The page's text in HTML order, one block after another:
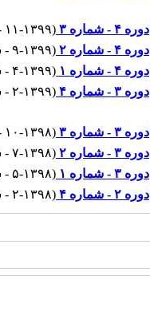
دوره ۴ - شماره ۳
(۱۱-۱۳۹۹ - شماره پیاپی : ۱۳
دوره ۴ - شماره ۲
(۹-۱۳۹۹ - شماره پیاپی : ۱۲
دوره ۴ - شماره ۱
(۴-۱۳۹۹ - شماره پیاپی : ۱۱
دوره ۳ - شماره ۴
(۲-۱۳۹۹ - شماره پیاپی : ۱۰
دوره ۳ - شماره ۳
(۱۰-۱۳۹۸ - شماره پیاپی : ۹
دوره ۳ - شماره ۲
(۷-۱۳۹۸ - شماره پیاپی : ۸
دوره ۳ - شماره ۱
(۵-۱۳۹۸ - شماره پیاپی : ۷
دوره ۲ - شماره ۴
(۲-۱۳۹۸ - شماره پیاپی : ۶